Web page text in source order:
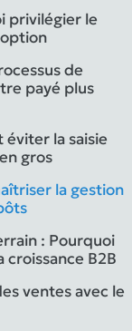
privilégier le
de
payé plus
la saisie
gros
la gestion
: Pourquoi
croissance B2B
ventes avec le